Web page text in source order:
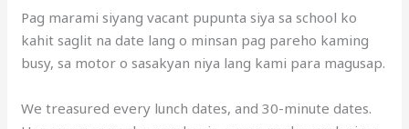
Pag marami siyang vacant pupunta siya sa school ko
kahit saglit na date lang o minsan pag pareho kaming
busy, sa motor o sasakyan niya lang kami para magusap.
We treasured every lunch dates, and 30-minute dates.